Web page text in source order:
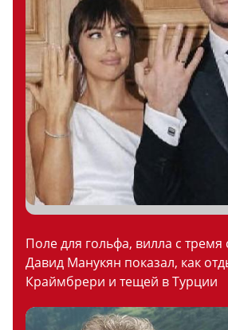
Поле для гольфа, вилла с
Давид Манукян показал, как
Краймбрери и тещей в Турции